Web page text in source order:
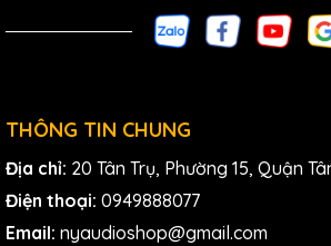
Một trong những điểm nổi bật của
thanh, giảm thiểu nhiễu và méo tiếng.
đảm bảo âm thanh thu được luôn rõ
THÔNG TIN CHUNG
Địa chỉ: 20 Tân Trụ, Phường 15, Quận
Điện thoại: 0949888077
Email: nyaudioshop@gmail.com